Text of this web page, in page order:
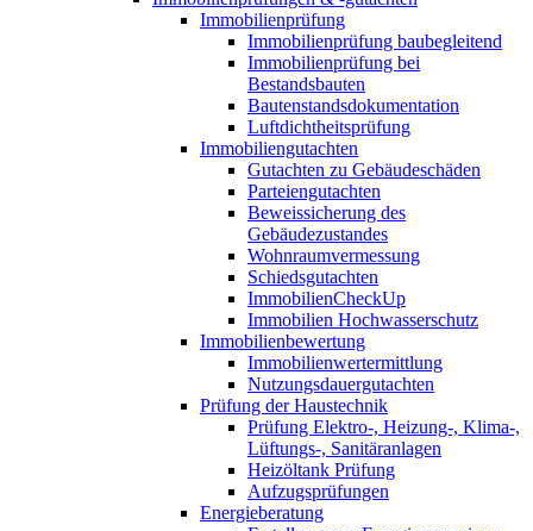
Immobilienprüfung
Immobilienprüfung baubegleitend
Immobilienprüfung bei
Bestandsbauten
Bautenstandsdokumentation
Luftdichtheitsprüfung
Immobiliengutachten
Gutachten zu Gebäudeschäden
Parteiengutachten
Beweissicherung des
Gebäudezustandes
Wohnraumvermessung
Schiedsgutachten
ImmobilienCheckUp
Immobilien Hochwasserschutz
Immobilienbewertung
Immobilienwertermittlung
Nutzungsdauergutachten
Prüfung der Haustechnik
Prüfung Elektro-, Heizung-, Klima-,
Lüftungs-, Sanitäranlagen
Heizöltank Prüfung
Aufzugsprüfungen
Energieberatung